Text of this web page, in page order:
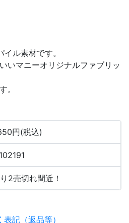
ル素材です。
いマニーオリジナルファブリッ
。
円(税込)
2売切れ間近！
記（返品等）